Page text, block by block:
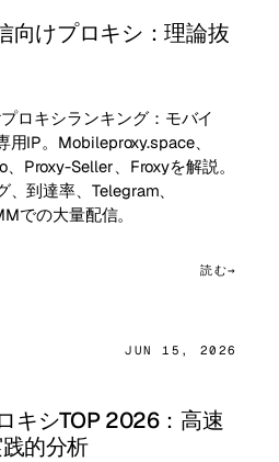
向けプロキシ：理論抜
ロキシランキング：モバイ
IP。Mobileproxy.space、
Proxy-Seller、Froxyを解説。
到達率、Telegram、
での大量配信。
読む
JUN 15, 2026
キシTOP 2026：高速
的分析